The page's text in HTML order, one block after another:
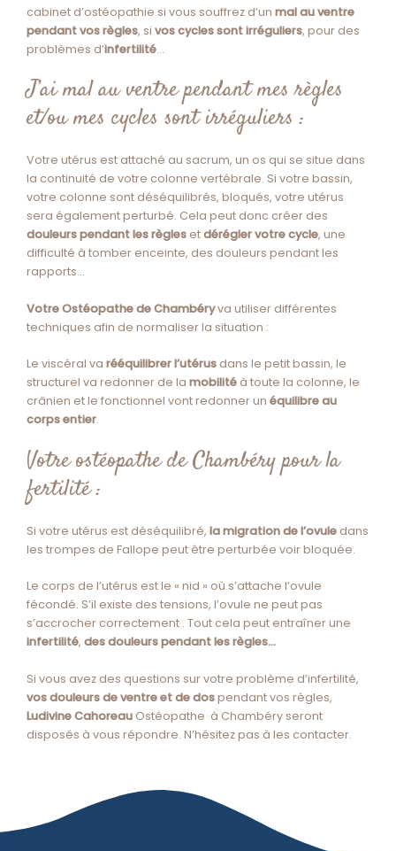
cabinet d’ostéopathie si vous souffrez d’un mal au ventre
pendant vos règles, si vos cycles sont irréguliers, pour des
problèmes d’infertilité…
J’ai mal au ventre pendant mes règles
et/ou mes cycles sont irréguliers :
Votre utérus est attaché au sacrum, un os qui se situe dans
la continuité de votre colonne vertébrale. Si votre bassin,
votre colonne sont déséquilibrés, bloqués, votre utérus
sera également perturbé. Cela peut donc créer des
douleurs pendant les règles etdérégler votre cycle, une
difficulté à tomber enceinte, des douleurs pendant les
rapports…
Votre Ostéopathe de Chambéryva utiliser différentes
techniques afin de normaliser la situation :
Le viscéral va rééquilibrer l’utérus dans le petit bassin, le
structurel va redonner de la mobilité à toute la colonne, le
crânien et le fonctionnel vont redonner un équilibre au
corps entier.
Votre ostéopathe de Chambéry pour la
fertilité :
Si votre utérus est déséquilibré, la migration de l’ovule dans
les trompes de Fallope peut être perturbée voir bloquée.
Le corps de l’utérus est le « nid » où s’attache l’ovule
fécondé. S’il existe des tensions, l’ovule ne peut pas
s’accrocher correctement . Tout cela peut entraîner une
infertilité, des douleurs pendant les règles…
Si vous avez des questions sur votre problème d’infertilité,
vos douleurs de ventreet de dospendant vos règles,
Ludivine Cahoreau Ostéopathe à Chambéry seront
disposés à vous répondre. N’hésitez pas à les contacter.